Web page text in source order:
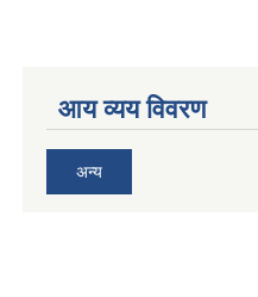
आय व्यय विवरण
अन्य